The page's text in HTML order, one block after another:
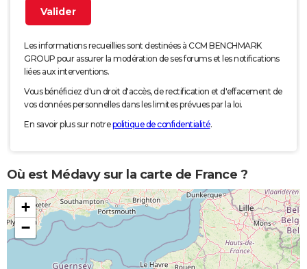
Les informations recueillies sont destinées à CCM BENCHMARK
GROUP pour assurer la modération de ses forums et les notifications
liées aux interventions.
Vous bénéficiez d'un droit d'accès, de rectification et d'effacement de
vos données personnelles dans les limites prévues par la loi.
En savoir plus sur notrepolitique de confidentialité.
Où est Médavy sur la carte de France ?
+
−